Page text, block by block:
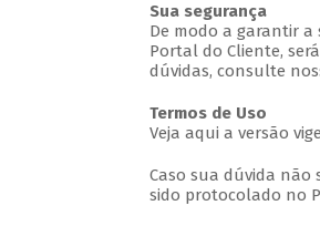
Sua segurança
De modo a garantir a
Portal do Cliente,
dúvidas, consulte
Termos de Uso
Veja aqui a versão
Caso sua dúvida não
sido protocolado no